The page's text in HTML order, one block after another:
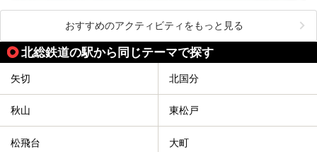
おすすめのアクティビティをもっと見る
北総鉄道の駅から同じテーマで探す
矢切 北国分
秋山 東松戸
松飛台 大町